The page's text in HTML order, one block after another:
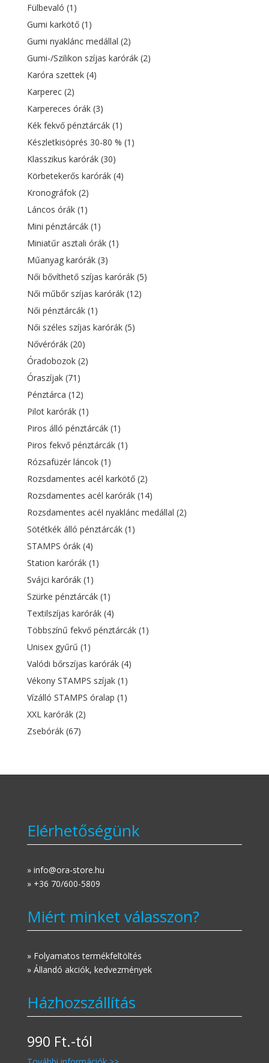
Fülbevaló (1)
Gumi karkötő (1)
Gumi nyaklánc medállal (2)
Gumi-/Szilikon szíjas karórák (2)
Karóra szettek (4)
Karperec (2)
Karpereces órák (3)
Kék fekvő pénztárcák (1)
Készletkisöprés 30-80 % (1)
Klasszikus karórák (30)
Körbetekerős karórák (4)
Kronográfok (2)
Láncos órák (1)
Mini pénztárcák (1)
Miniatűr asztali órák (1)
Műanyag karórák (3)
Női bővíthető szíjas karórák (5)
Női műbőr szíjas karórák (12)
Női pénztárcák (1)
Női széles szíjas karórák (5)
Nővérórák (20)
Óradobozok (2)
Óraszíjak (71)
Pénztárca (12)
Pilot karórák (1)
Piros álló pénztárcák (1)
Piros fekvő pénztárcák (1)
Rózsafüzér láncok (1)
Rozsdamentes acél karkötő (2)
Rozsdamentes acél karórák (14)
Rozsdamentes acél nyaklánc medállal (2)
Sötétkék álló pénztárcák (1)
STAMPS órák (4)
Station karórák (1)
Svájci karórák (1)
Szürke pénztárcák (1)
Textilszíjas karórák (4)
Többszínű fekvő pénztárcák (1)
Unisex gyűrű (1)
Valódi bőrszíjas karórák (4)
Vékony STAMPS szíjak (1)
Vízálló STAMPS óralap (1)
XXL karórák (2)
Zsebórák (67)
Elérhetőségünk
» info@ora-store.hu
» +36 70/600-5809
Miért minket válasszon?
» Folyamatos termékfeltöltés
» Állandó akciók, kedvezmények
Házhozszállítás
990 Ft.-tól